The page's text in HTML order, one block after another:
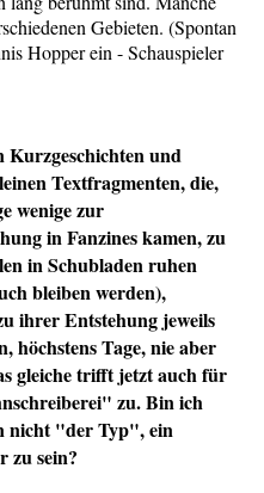
Gebieten. (Spontan
Hopper ein - Schauspieler
Kurzgeschichten und
Textfragmenten, die,
wenige zur
in Fanzines kamen, zu
in Schubladen ruhen
bleiben werden),
ihrer Entstehung jeweils
höchstens Tage, nie aber
gleiche trifft jetzt auch für
zu. Bin ich
nicht "der Typ", ein
zu sein?